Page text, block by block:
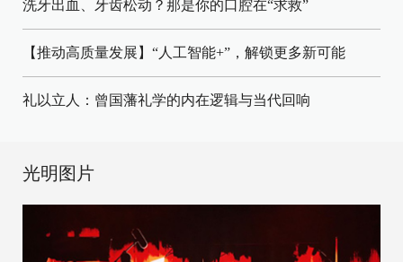
洗牙出血、牙齿松动？那是你的口腔在“求救”
【推动高质量发展】“人工智能+”，解锁更多新可能
礼以立人：曾国藩礼学的内在逻辑与当代回响
光明图片